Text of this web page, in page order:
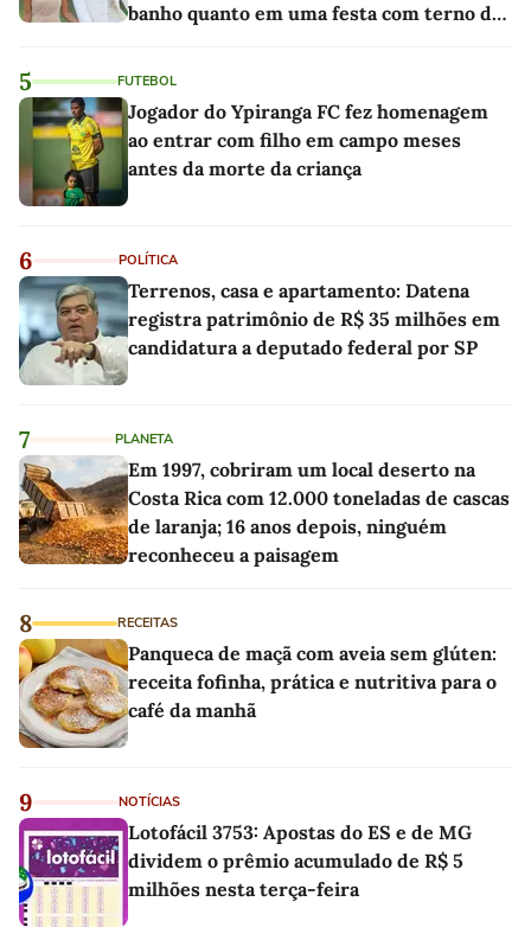
banho quanto em uma festa com terno de
5 FUTEBOL
Jogador do Ypiranga FC fez homenagem
ao entrar com filho em campo meses
antes da morte da criança
6 POLÍTICA
Terrenos, casa e apartamento: Datena
registra patrimônio de R$ 35 milhões em
candidatura a deputado federal por SP
7 PLANETA
Em 1997, cobriram um local deserto na
Costa Rica com 12.000 toneladas de cascas
de laranja; 16 anos depois, ninguém
reconheceu a paisagem
8 RECEITAS
Panqueca de maçã com aveia sem glúten:
receita fofinha, prática e nutritiva para o
café da manhã
9 NOTÍCIAS
Lotofácil 3753: Apostas do ES e de MG
dividem o prêmio acumulado de R$ 5
milhões nesta terça-feira